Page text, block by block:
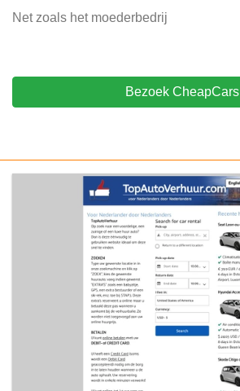
Net zoals het moederbedrij
Bezoek CheapCars